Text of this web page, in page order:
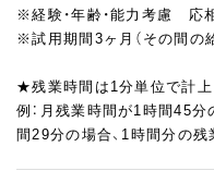
※経験・年齢・能力考慮 応
※試用期間3ヶ月（その間の
★残業時間は1分単位で計上
例：月残業時間が1時間45分
間29分の場合、1時間分の残